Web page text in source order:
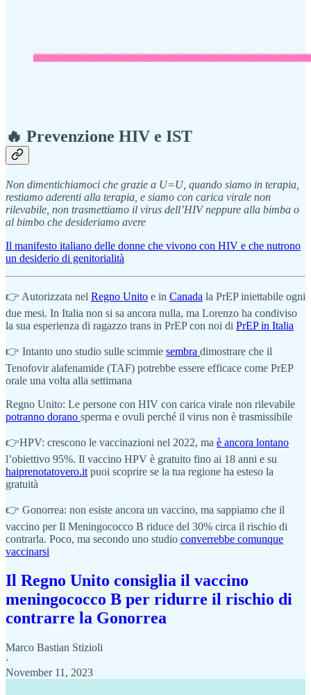
🔥 Prevenzione HIV e IST
Non dimentichiamoci che grazie a U=U, quando siamo in terapia,
restiamo aderenti alla terapia, e siamo con carica virale non
rilevabile, non trasmettiamo il virus dell’HIV neppure alla bimba o
al bimbo che desideriamo avere
Il manifesto italiano delle donne che vivono con HIV e che nutrono
un desiderio di genitorialità
👉 Autorizzata nel Regno Unito e in Canada la PrEP iniettabile ogni
due mesi. In Italia non si sa ancora nulla, ma Lorenzo ha condiviso
la sua esperienza di ragazzo trans in PrEP con noi di PrEP in Italia
👉 Intanto uno studio sulle scimmie sembra dimostrare che il
Tenofovir alafenamide (TAF) potrebbe essere efficace come PrEP
orale una volta alla settimana
Regno Unito: Le persone con HIV con carica virale non rilevabile
potranno dorano sperma e ovuli perché il virus non è trasmissibile
👉HPV: crescono le vaccinazioni nel 2022, ma è ancora lontano
l’obiettivo 95%. Il vaccino HPV è gratuito fino ai 18 anni e su
haiprenotatovero.it puoi scoprire se la tua regione ha esteso la
gratuità
👉 Gonorrea: non esiste ancora un vaccino, ma sappiamo che il
vaccino per Il Meningococco B riduce del 30% circa il rischio di
contrarla. Poco, ma secondo uno studio converrebbe comunque
vaccinarsi
Il Regno Unito consiglia il vaccino
meningococco B per ridurre il rischio di
contrarre la Gonorrea
Marco Bastian Stizioli
·
November 11, 2023